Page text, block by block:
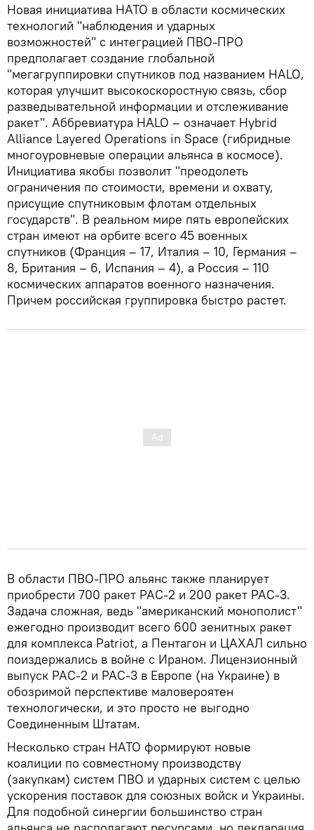
Новая инициатива НАТО в области космических
технологий "наблюдения и ударных
возможностей" с интеграцией ПВО-ПРО
предполагает создание глобальной
"мегагруппировки спутников под названием HALO,
которая улучшит высокоскоростную связь, сбор
разведывательной информации и отслеживание
ракет". Аббревиатура HALO – означает Hybrid
Alliance Layered Operations in Space (гибридные
многоуровневые операции альянса в космосе).
Инициатива якобы позволит "преодолеть
ограничения по стоимости, времени и охвату,
присущие спутниковым флотам отдельных
государств". В реальном мире пять европейских
стран имеют на орбите всего 45 военных
спутников (Франция – 17, Италия – 10, Германия –
8, Британия – 6, Испания – 4), а Россия – 110
космических аппаратов военного назначения.
Причем российская группировка быстро растет.
В области ПВО-ПРО альянс также планирует
приобрести 700 ракет PAC-2 и 200 ракет PAC-3.
Задача сложная, ведь "американский монополист"
ежегодно производит всего 600 зенитных ракет
для комплекса Patriot, а Пентагон и ЦАХАЛ сильно
поиздержались в войне с Ираном. Лицензионный
выпуск PAC-2 и PAC-3 в Европе (на Украине) в
обозримой перспективе маловероятен
технологически, и это просто не выгодно
Соединенным Штатам.
Несколько стран НАТО формируют новые
коалиции по совместному производству
(закупкам) систем ПВО и ударных систем с целью
ускорения поставок для союзных войск и Украины.
Для подобной синергии большинство стран